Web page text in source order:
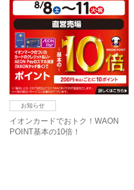
お知らせ
イオンカードでおトク！WAON
POINT基本の10倍！